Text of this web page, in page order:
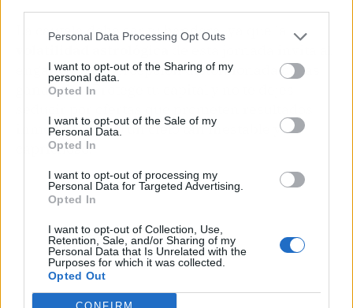
Personal Data Processing Opt Outs
I want to opt-out of the Sharing of my
personal data.
Opted In
I want to opt-out of the Sale of my
Personal Data.
Opted In
I want to opt-out of processing my
Personal Data for Targeted Advertising.
Opted In
I want to opt-out of Collection, Use,
Retention, Sale, and/or Sharing of my
Personal Data that Is Unrelated with the
Purposes for which it was collected.
Opted Out
La cautela debe ser tu bandera, ya que la
engaño y a la percepción distorsionada de las
ganancias. Protege tu capital y no te dejes
inmediatos bajo un cielo tan inestable y
caprichoso.